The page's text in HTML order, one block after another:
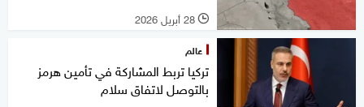
l 28 أبريل 2026
عالم
تركيا تربط المشاركة في تأمين هرمز
بالتوصل لاتفاق سلام